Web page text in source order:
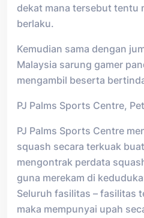
dekat mana tersebut tentu
berlaku.
Kemudian sama dengan
Malaysia sarung gamer
mengambil beserta
PJ Palms Sports Centre,
PJ Palms Sports Centre
squash secara terkuak
mengontrak perdata
guna merekam di
Seluruh fasilitas – fasilitas
maka mempunyai upah